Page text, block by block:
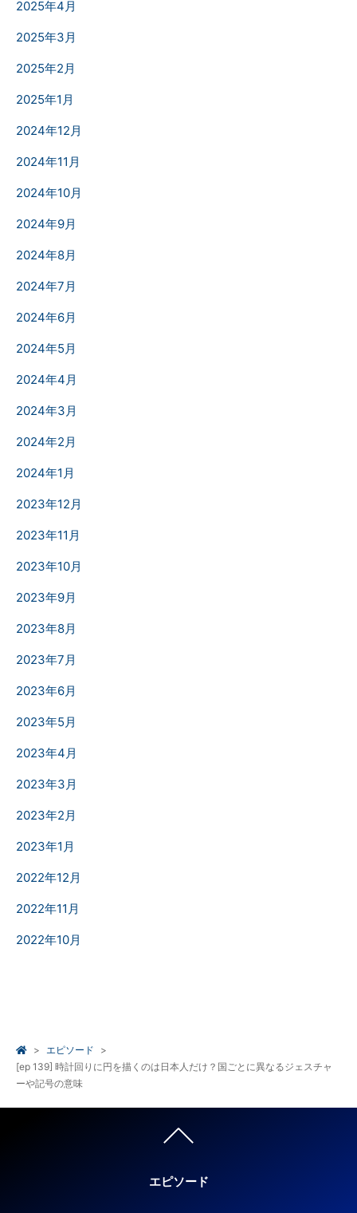
2025年4月
2025年3月
2025年2月
2025年1月
2024年12月
2024年11月
2024年10月
2024年9月
2024年8月
2024年7月
2024年6月
2024年5月
2024年4月
2024年3月
2024年2月
2024年1月
2023年12月
2023年11月
2023年10月
2023年9月
2023年8月
2023年7月
2023年6月
2023年5月
2023年4月
2023年3月
2023年2月
2023年1月
2022年12月
2022年11月
2022年10月
エピソード
[ep 139] 時計回りに円を描くのは日本人だけ？国ごとに異なるジェスチャ
ーや記号の意味
エピソード